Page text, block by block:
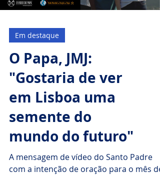
Em destaque
O Papa, JMJ:
"Gostaria de ver
em Lisboa uma
semente do
mundo do futuro"
A mensagem de vídeo do Santo Padre
com a intenção de oração para o mês de